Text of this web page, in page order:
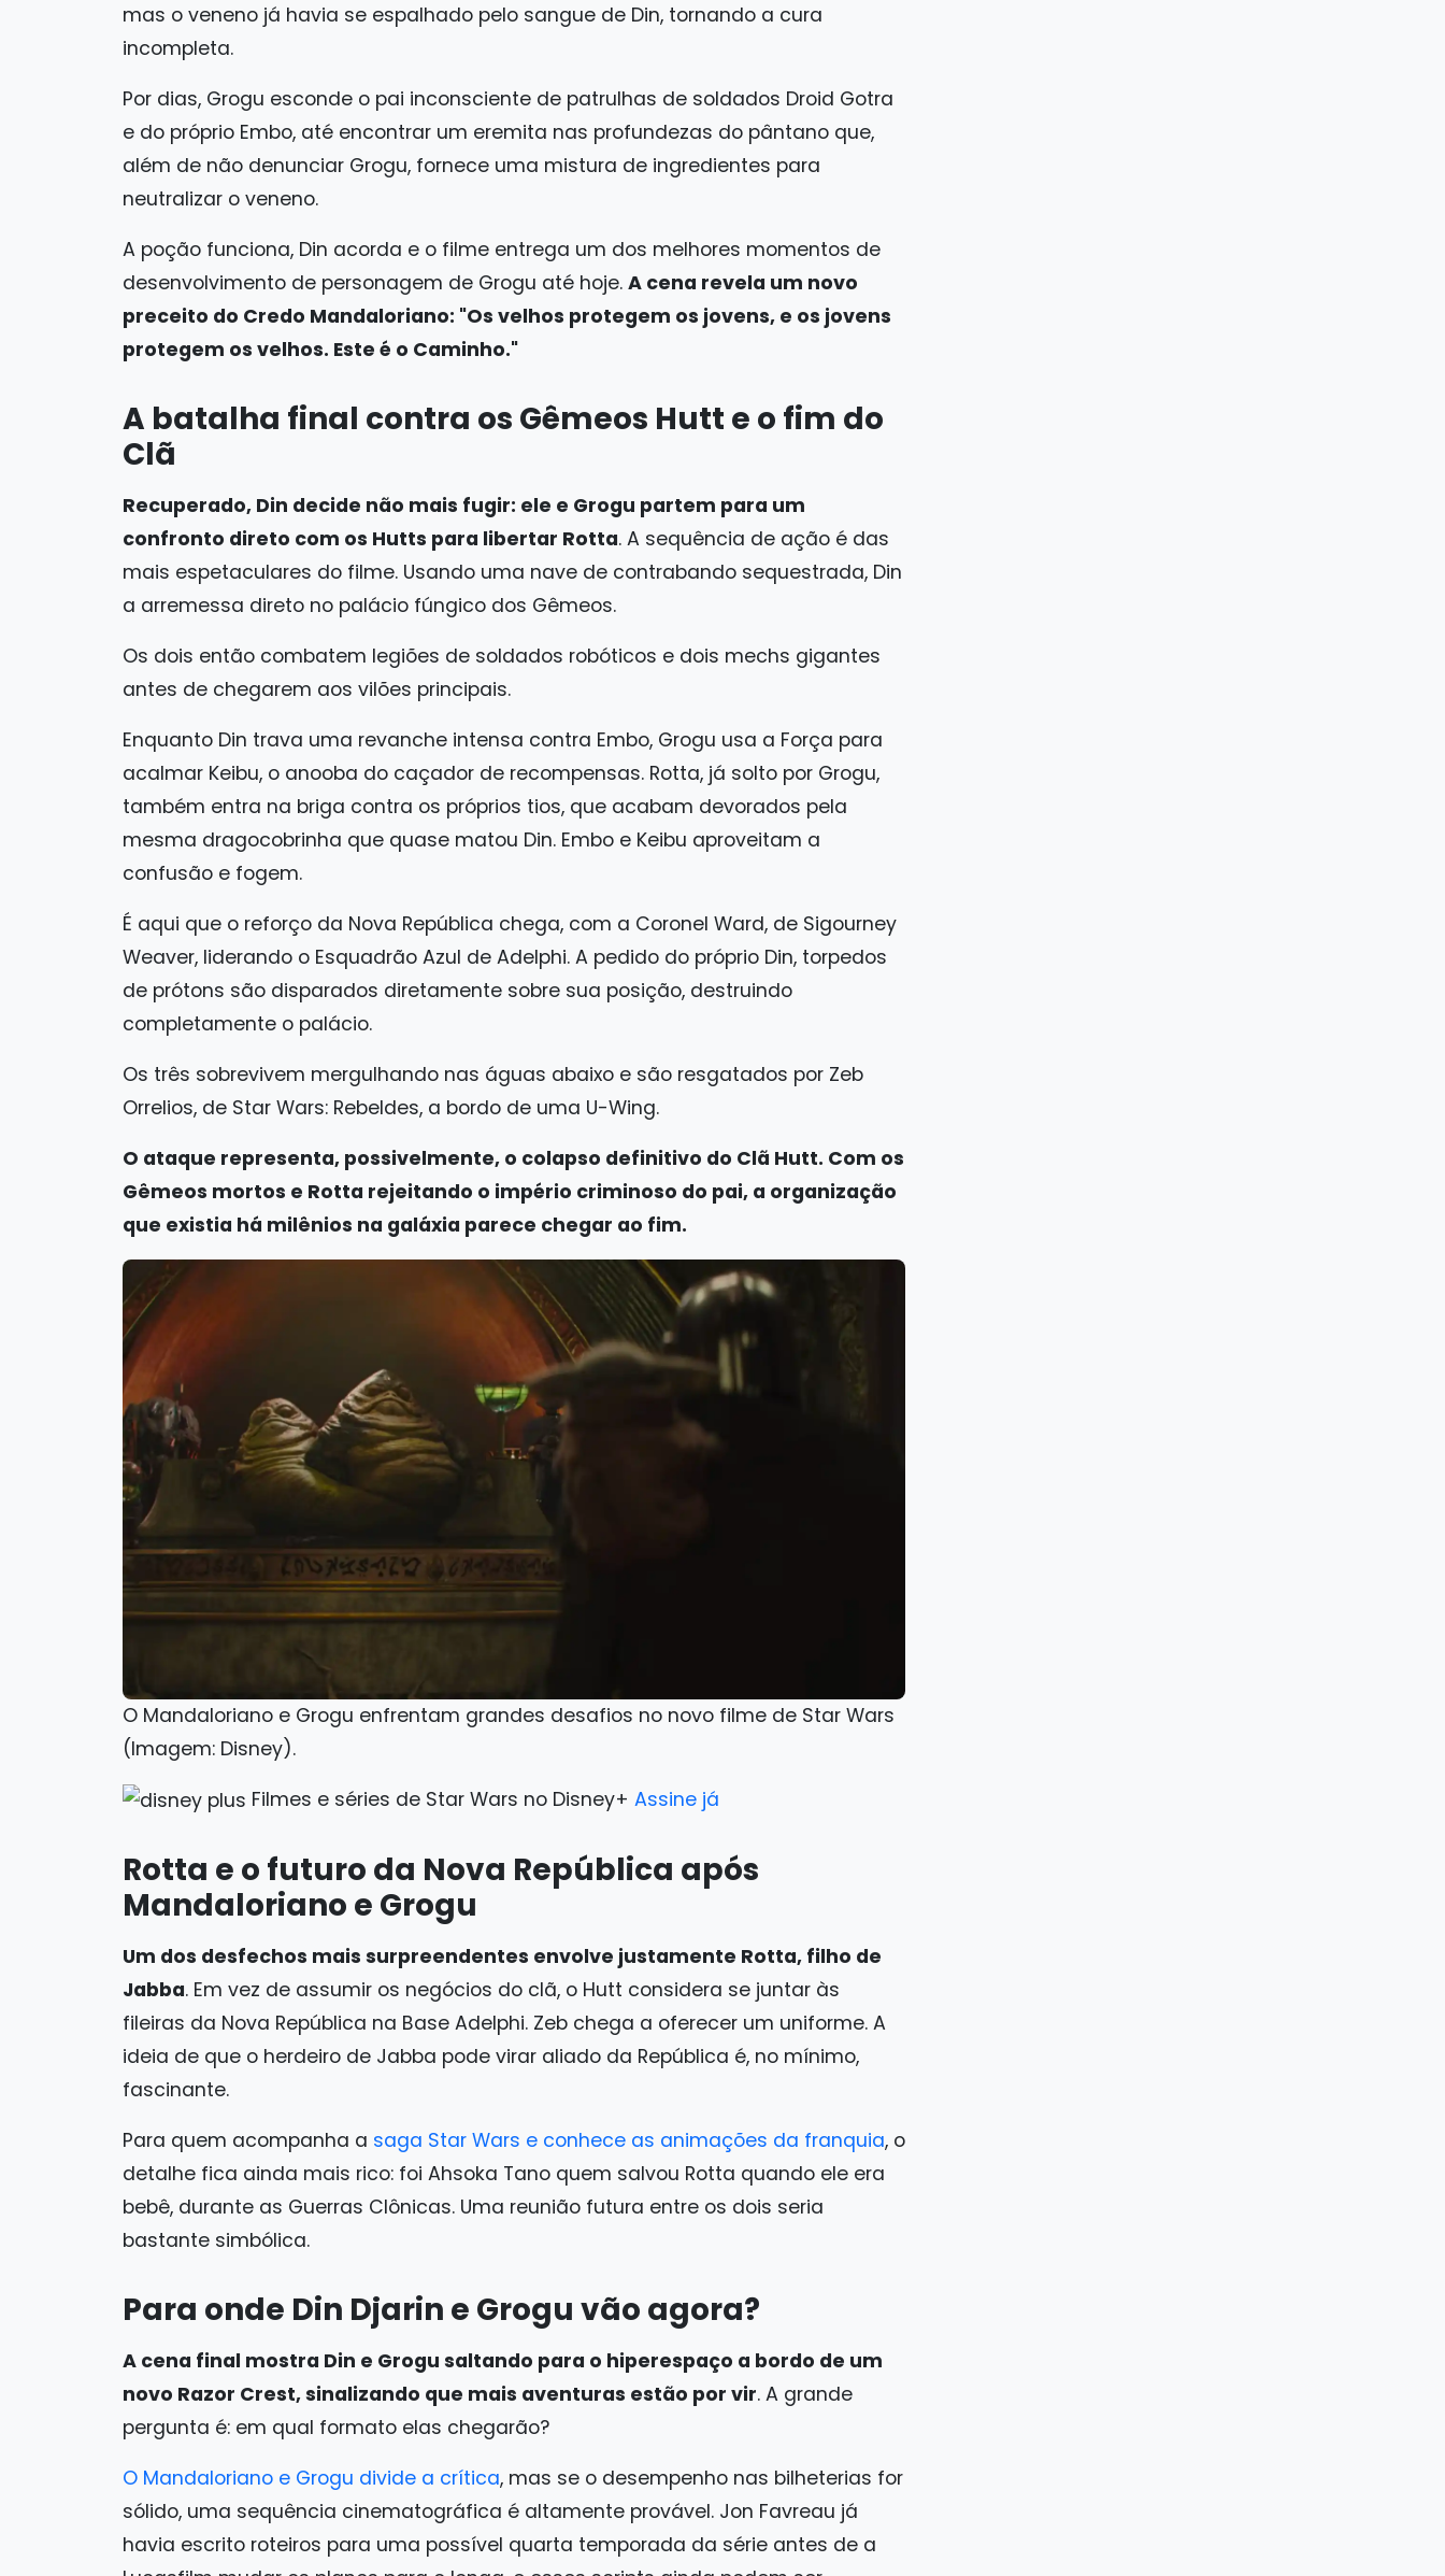
mas o veneno já havia se espalhado pelo sangue de Din, tornando a cura
incompleta.
Por dias, Grogu esconde o pai inconsciente de patrulhas de soldados Droid Gotra
e do próprio Embo, até encontrar um eremita nas profundezas do pântano que,
além de não denunciar Grogu, fornece uma mistura de ingredientes para
neutralizar o veneno.
A poção funciona, Din acorda e o filme entrega um dos melhores momentos de
desenvolvimento de personagem de Grogu até hoje. A cena revela um novo
preceito do Credo Mandaloriano: "Os velhos protegem os jovens, e os jovens
protegem os velhos. Este é o Caminho."
A batalha final contra os Gêmeos Hutt e o fim do
Clã
Recuperado, Din decide não mais fugir: ele e Grogu partem para um
confronto direto com os Hutts para libertar Rotta. A sequência de ação é das
mais espetaculares do filme. Usando uma nave de contrabando sequestrada, Din
a arremessa direto no palácio fúngico dos Gêmeos.
Os dois então combatem legiões de soldados robóticos e dois mechs gigantes
antes de chegarem aos vilões principais.
Enquanto Din trava uma revanche intensa contra Embo, Grogu usa a Força para
acalmar Keibu, o anooba do caçador de recompensas. Rotta, já solto por Grogu,
também entra na briga contra os próprios tios, que acabam devorados pela
mesma dragocobrinha que quase matou Din. Embo e Keibu aproveitam a
confusão e fogem.
É aqui que o reforço da Nova República chega, com a Coronel Ward, de Sigourney
Weaver, liderando o Esquadrão Azul de Adelphi. A pedido do próprio Din, torpedos
de prótons são disparados diretamente sobre sua posição, destruindo
completamente o palácio.
Os três sobrevivem mergulhando nas águas abaixo e são resgatados por Zeb
Orrelios, de Star Wars: Rebeldes, a bordo de uma U-Wing.
O ataque representa, possivelmente, o colapso definitivo do Clã Hutt. Com os
Gêmeos mortos e Rotta rejeitando o império criminoso do pai, a organização
que existia há milênios na galáxia parece chegar ao fim.
O Mandaloriano e Grogu enfrentam grandes desafios no novo filme de Star Wars
(Imagem: Disney).
Filmes e séries de Star Wars no Disney+ Assine já
Rotta e o futuro da Nova República após
Mandaloriano e Grogu
Um dos desfechos mais surpreendentes envolve justamente Rotta, filho de
Jabba. Em vez de assumir os negócios do clã, o Hutt considera se juntar às
fileiras da Nova República na Base Adelphi. Zeb chega a oferecer um uniforme. A
ideia de que o herdeiro de Jabba pode virar aliado da República é, no mínimo,
fascinante.
Para quem acompanha a saga Star Wars e conhece as animações da franquia, o
detalhe fica ainda mais rico: foi Ahsoka Tano quem salvou Rotta quando ele era
bebê, durante as Guerras Clônicas. Uma reunião futura entre os dois seria
bastante simbólica.
Para onde Din Djarin e Grogu vão agora?
A cena final mostra Din e Grogu saltando para o hiperespaço a bordo de um
novo Razor Crest, sinalizando que mais aventuras estão por vir. A grande
pergunta é: em qual formato elas chegarão?
O Mandaloriano e Grogu divide a crítica, mas se o desempenho nas bilheterias for
sólido, uma sequência cinematográfica é altamente provável. Jon Favreau já
havia escrito roteiros para uma possível quarta temporada da série antes de a